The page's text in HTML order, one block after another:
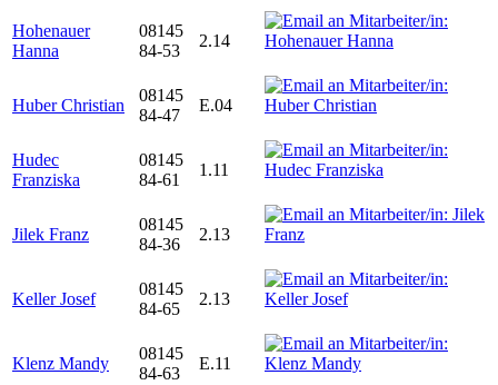
Hohenauer
Hanna
08145
84-53
2.14
Huber Christian
08145
84-47
E.04
Hudec
Franziska
08145
84-61
1.11
Jilek Franz
08145
84-36
2.13
Keller Josef
08145
84-65
2.13
Klenz Mandy
08145
84-63
E.11